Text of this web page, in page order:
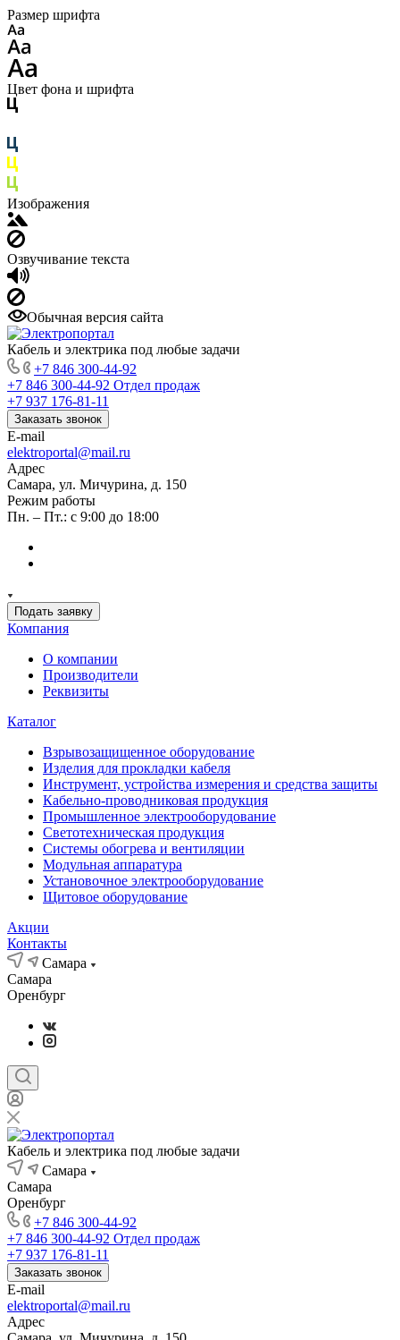
Размер шрифта
Цвет фона и шрифта
Изображения
Озвучивание текста
Обычная версия сайта
Кабель и электрика под любые задачи
+7 846 300-44-92
+7 846 300-44-92 Отдел продаж
+7 937 176-81-11
Заказать звонок
E-mail
elektroportal@mail.ru
Адрес
Самара, ул. Мичурина, д. 150
Режим работы
Пн. – Пт.: с 9:00 до 18:00
Подать заявку
Компания
О компании
Производители
Реквизиты
Каталог
Взрывозащищенное оборудование
Изделия для прокладки кабеля
Инструмент, устройства измерения и средства защиты
Кабельно-проводниковая продукция
Промышленное электрооборудование
Светотехническая продукция
Системы обогрева и вентиляции
Модульная аппаратура
Установочное электрооборудование
Щитовое оборудование
Акции
Контакты
Самара
Самара
Оренбург
Кабель и электрика под любые задачи
Самара
Самара
Оренбург
+7 846 300-44-92
+7 846 300-44-92 Отдел продаж
+7 937 176-81-11
Заказать звонок
E-mail
elektroportal@mail.ru
Адрес